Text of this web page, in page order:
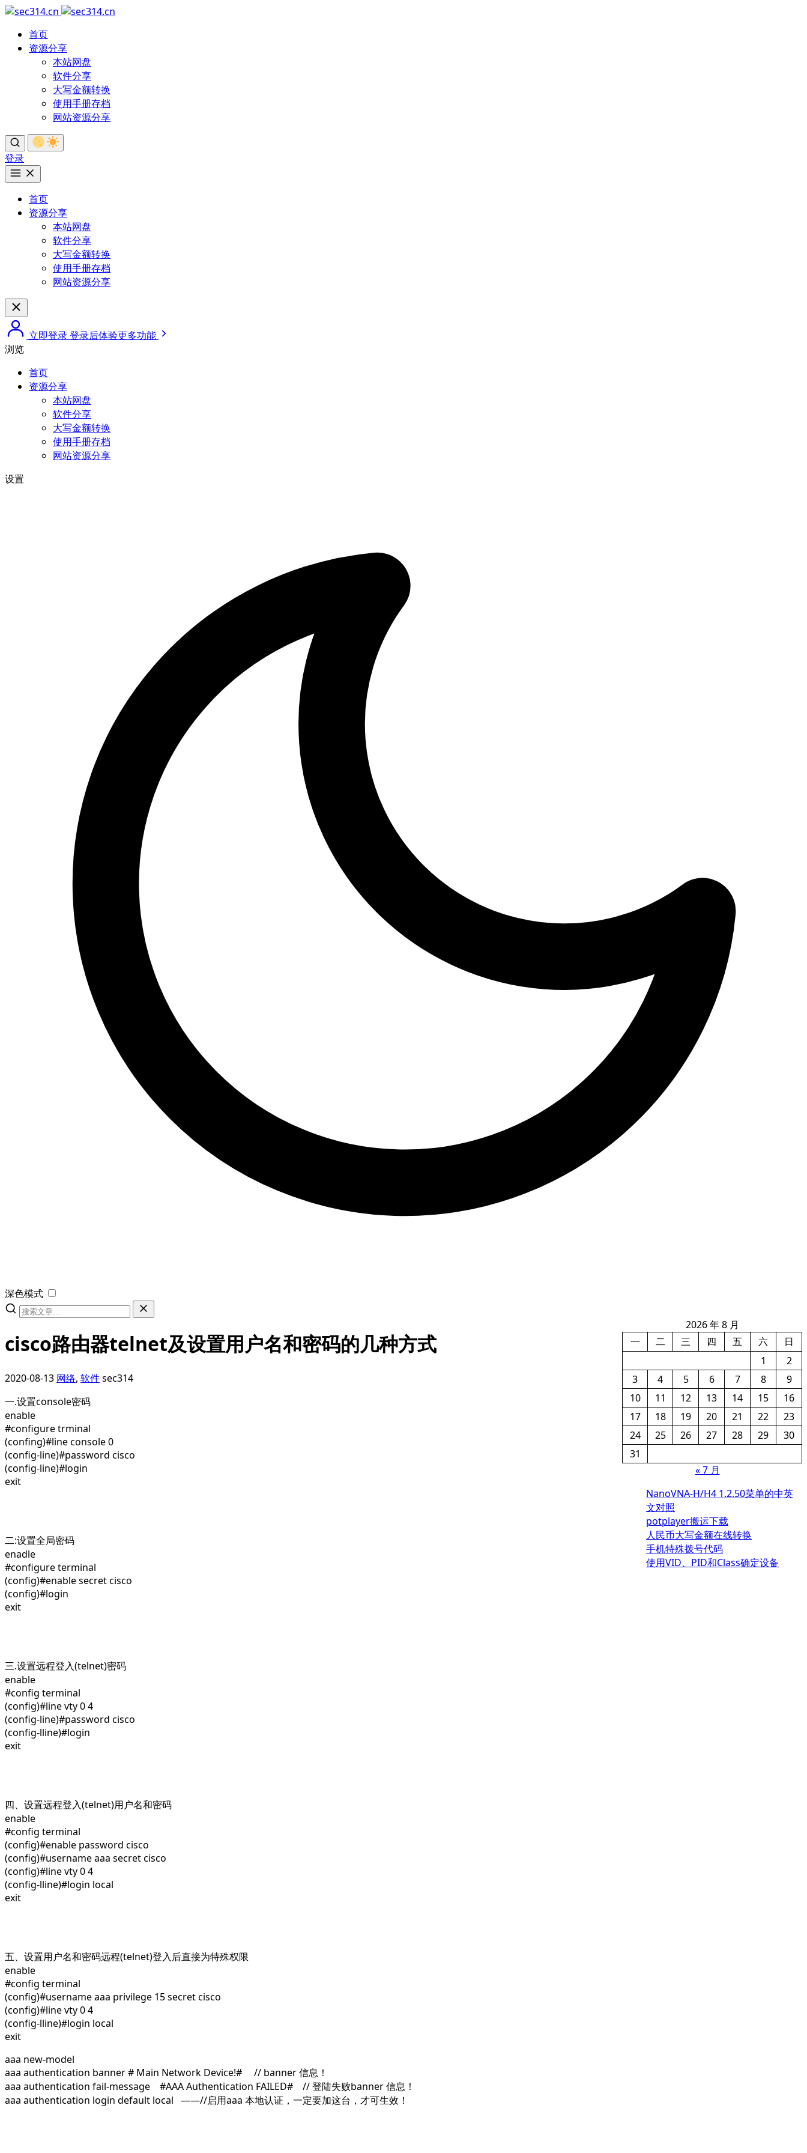
首页
资源分享
本站网盘
软件分享
大写金额转换
使用手册存档
网站资源分享
登录
首页
资源分享
本站网盘
软件分享
大写金额转换
使用手册存档
网站资源分享
立即登录登录后体验更多功能
浏览
首页
资源分享
本站网盘
软件分享
大写金额转换
使用手册存档
网站资源分享
设置
深色模式
cisco路由器telnet及设置用户名和密码的几种方式
2020-08-13 网络, 软件sec314
一.设置console密码
enable
#configure trminal
(confing)#line console 0
(config-line)#password cisco
(config-line)#login
exit
二:设置全局密码
enadle
#configure terminal
(config)#enable secret cisco
(config)#login
exit
三.设置远程登入(telnet)密码
enable
#config terminal
(config)#line vty 0 4
(config-line)#password cisco
(config-lline)#login
exit
四、设置远程登入(telnet)用户名和密码
enable
#config terminal
(config)#enable password cisco
(config)#username aaa secret cisco
(config)#line vty 0 4
(config-lline)#login local
exit
五、设置用户名和密码远程(telnet)登入后直接为特殊权限
enable
#config terminal
(config)#username aaa privilege 15 secret cisco
(config)#line vty 0 4
(config-lline)#login local
exit
aaa new-model
aaa authentication banner # Main Network Device!# // banner 信息！
aaa authentication fail-message #AAA Authentication FAILED# // 登陆失败banner 信息！
aaa authentication login default local ——//启用aaa 本地认证，一定要加这台，才可生效！
2026 年 8 月
一
二 三 四 五 六
日
1
2
3
4 5 6 7 8
9
10
11 12 13 14 15
16
17
18 19 20 21 22
23
24
25 26 27 28 29
30
31
« 7 月
NanoVNA-H/H4 1.2.50菜单的中英
文对照
potplayer搬运下载
人民币大写金额在线转换
手机特殊拨号代码
使用VID、PID和Class确定设备